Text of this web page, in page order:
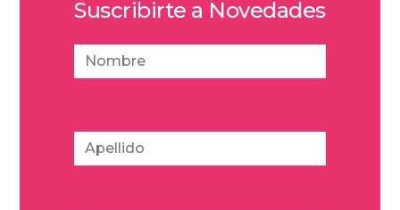
Suscribirte a Novedades